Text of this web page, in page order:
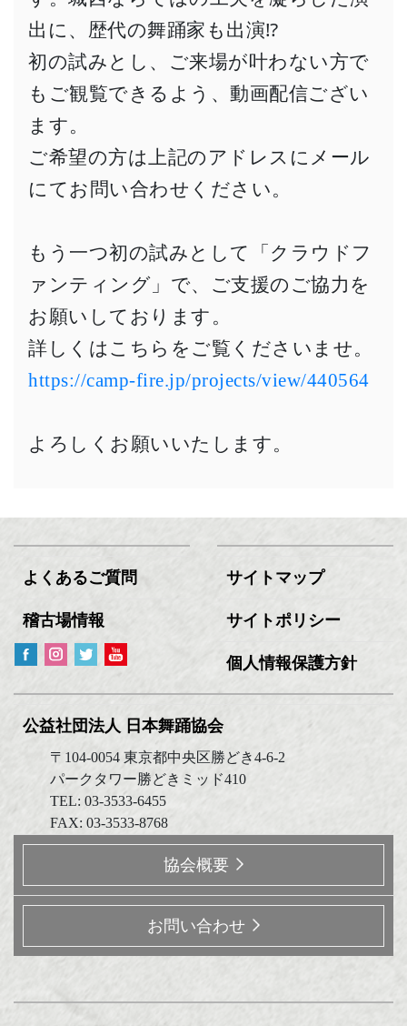
出に、歴代の舞踊家も出演⁉︎
初の試みとし、ご来場が叶わない方で
もご観覧できるよう、動画配信ござい
ます。
ご希望の方は上記のアドレスにメール
にてお問い合わせください。
もう一つ初の試みとして「クラウドフ
ァンティング」で、ご支援のご協力を
お願いしております。
詳しくはこちらをご覧くださいませ。
https://camp-fire.jp/projects/view/440564
よろしくお願いいたします。
よくあるご質問
稽古場情報
サイトマップ
サイトポリシー
個人情報保護方針
公益社団法人 日本舞踊協会
〒104-0054 東京都中央区勝どき4-6-2
パークタワー勝どきミッド410
TEL: 03-3533-6455
FAX: 03-3533-8768
協会概要
お問い合わせ